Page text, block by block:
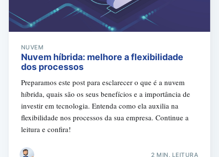
NUVEM
Nuvem híbrida: melhore a flexibilidade
dos processos
Preparamos este post para esclarecer o que é a nuvem
híbrida, quais são os seus benefícios e a importância de
investir em tecnologia. Entenda como ela auxilia na
flexibilidade nos processos da sua empresa. Continue a
leitura e confira!
2 MIN. LEITURA